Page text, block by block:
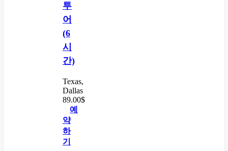
투
어
(6
시
간)
Texas,
Dallas
89.00$
예
약
하
기